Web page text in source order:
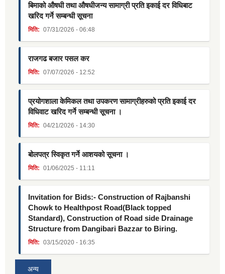
बिमाको औषधी तथा औषधीजन्य सामाग्री प्रति इकाई दर विधिबाट
खरिद गर्ने सम्बन्धी सूचना
मिति: 07/31/2026 - 06:48
राजगढ बजार पसल कर
मिति: 07/07/2026 - 12:52
प्रयोगशाला केमिकल तथा उपकरण सामाग्रीहरुको प्रति इकाई दर
विधिवाट खरिद गर्ने सम्बन्धी सूचना ।
मिति: 04/21/2026 - 14:30
बोलपत्र स्विकृत गर्ने आशयको सूचना ।
मिति: 01/06/2025 - 11:11
Invitation for Bids:- Construction of Rajbanshi
Chowk to Healthpost Road(Black topped
Standard), Construction of Road side Drainage
Structure from Dangibari Bazzar to Biring.
मिति: 03/15/2020 - 16:35
अन्य